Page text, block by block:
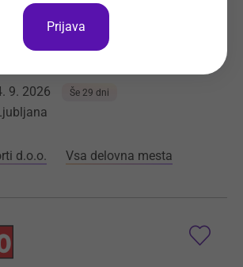
krepimo ekipo disponentov.
pogoji, konkurenčno plačilo in
se vaših prijav.
9. 2026 Še 29 dni
d.o.o. Vsa delovna mesta
Prijava